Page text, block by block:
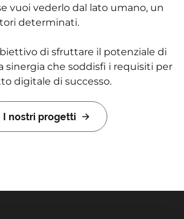
vuoi vederlo dal lato umano, un
determinati.
di sfruttare il potenziale di
sinergia che soddisfi i requisiti per
digitale di successo.
I nostri progetti